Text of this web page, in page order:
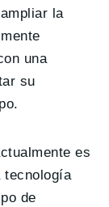
la
una
su
es
tecnología
de